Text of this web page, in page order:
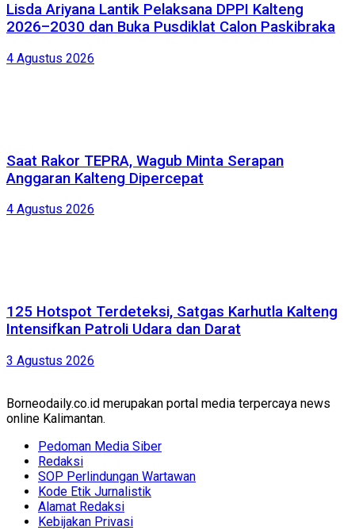
Lisda Ariyana Lantik Pelaksana DPPI Kalteng
2026–2030 dan Buka Pusdiklat Calon Paskibraka
4 Agustus 2026
Saat Rakor TEPRA, Wagub Minta Serapan
Anggaran Kalteng Dipercepat
4 Agustus 2026
125 Hotspot Terdeteksi, Satgas Karhutla Kalteng
Intensifkan Patroli Udara dan Darat
3 Agustus 2026
Borneodaily.co.id merupakan portal media terpercaya news
online Kalimantan.
Pedoman Media Siber
Redaksi
SOP Perlindungan Wartawan
Kode Etik Jurnalistik
Alamat Redaksi
Kebijakan Privasi